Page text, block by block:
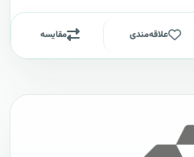
علاقه‌مندی مقایسه